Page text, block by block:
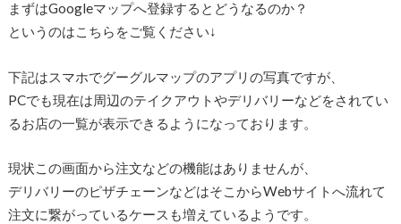
まずはGoogleマップへ登録するとどうなるのか？
というのはこちらをご覧ください↓
下記はスマホでグーグルマップのアプリの写真ですが、
PCでも現在は周辺のテイクアウトやデリバリーなどをされてい
るお店の一覧が表示できるようになっております。
現状この画面から注文などの機能はありませんが、
デリバリーのピザチェーンなどはそこからWebサイトへ流れて
注文に繋がっているケースも増えているようです。